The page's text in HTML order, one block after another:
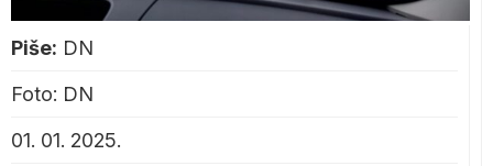
Piše: DN
Foto: DN
01. 01. 2025.